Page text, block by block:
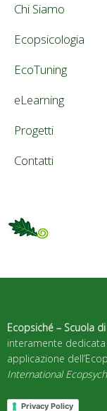
Chi Siamo
Ecopsicologia
EcoTuning
eLearning
Progetti
Contatti
Ecopsiché – Scuola
interamente
applicazione
International
Privacy Policy